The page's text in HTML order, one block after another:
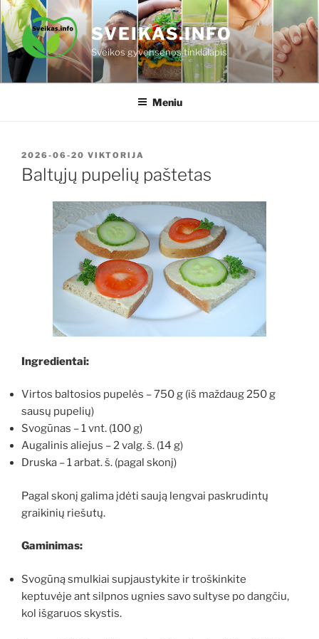
Eiti
prie
turinio
SVEIKAS.INFO
Sveikos gyvensenos tinklalapis
Meniu
PASKELBTA
2026-06-20 VIKTORIJA
Baltųjų pupelių paštetas
Ingredientai:
Virtos baltosios pupelės – 750 g (iš maždaug 250 g
sausų pupelių)
Svogūnas – 1 vnt. (100 g)
Augalinis aliejus – 2 valg. š. (14 g)
Druska – 1 arbat. š. (pagal skonį)
Pagal skonį galima įdėti saują lengvai paskrudintų
graikinių riešutų.
Gaminimas:
Svogūną smulkiai supjaustykite ir troškinkite
keptuvėje ant silpnos ugnies savo sultyse po dangčiu,
kol išgaruos skystis.